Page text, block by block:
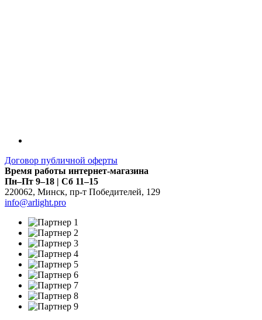
Договор публичной оферты
Время работы интернет-магазина
Пн–Пт 9–18 | Сб 11–15
220062, Минск, пр-т Победителей, 129
info@arlight.pro